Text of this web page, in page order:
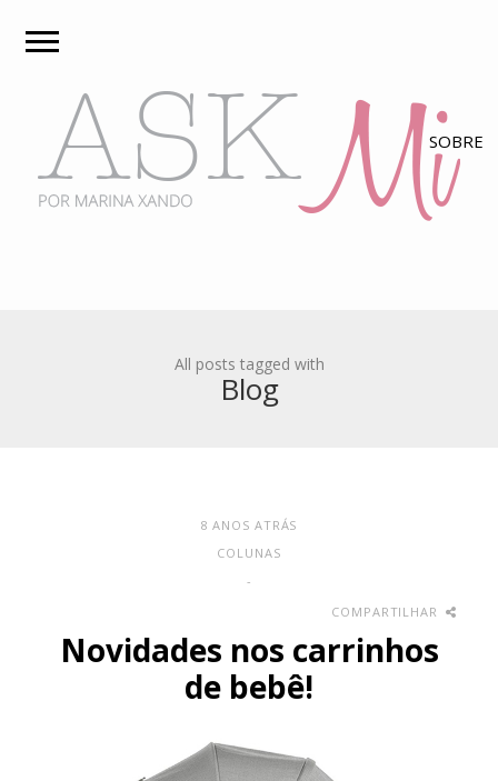
All posts tagged with
Blog
8 ANOS ATRÁS
COLUNAS
-
COMPARTILHAR
Novidades nos carrinhos
de bebê!